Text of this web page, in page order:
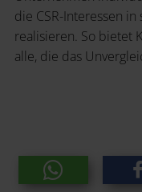
die CSR-Interessen
realisieren. So bietet
alle, die das